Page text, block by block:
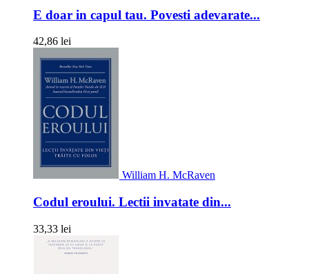
E doar in capul tau. Povesti adevarate...
42,86 lei
William H. McRaven
Codul eroului. Lectii invatate din...
33,33 lei